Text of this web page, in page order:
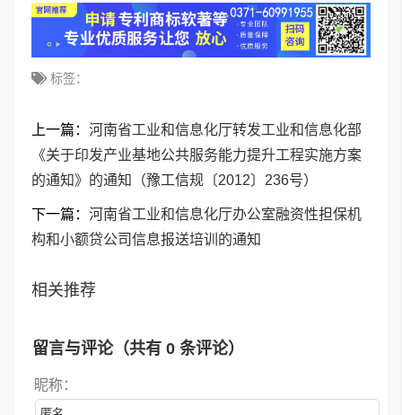
标签：
上一篇： 河南省工业和信息化厅转发工业和信息化部
《关于印发产业基地公共服务能力提升工程实施方案
的通知》的通知（豫工信规〔2012〕236号）
下一篇： 河南省工业和信息化厅办公室融资性担保机
构和小额贷公司信息报送培训的通知
相关推荐
留言与评论（共有 0 条评论）
昵称：